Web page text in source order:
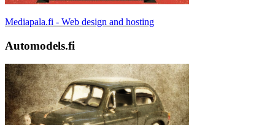
Mediapala.fi - Web design and hosting
Automodels.fi